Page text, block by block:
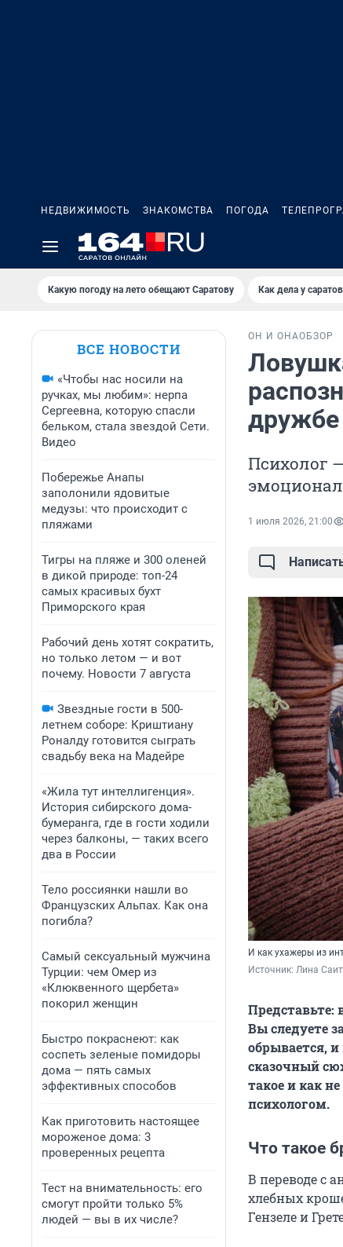
НЕДВИЖИМОСТЬ ЗНАКОМСТВА ПОГОДА
Какую погоду на лето обещают Саратову Как дела у
ВСЕ НОВОСТИ
«Чтобы нас носили на
ручках, мы любим»: нерпа
Сергеевна, которую спасли
бельком, стала звездой Сети.
Видео
Побережье Анапы
заполонили ядовитые
медузы: что происходит с
пляжами
Тигры на пляже и 300 оленей
в дикой природе: топ-24
самых красивых бухт
Приморского края
Рабочий день хотят сократить,
но только летом — и вот
почему. Новости 7 августа
Звездные гости в 500-
летнем соборе: Криштиану
Роналду готовится сыграть
свадьбу века на Мадейре
«Жила тут интеллигенция».
История сибирского дома-
бумеранга, где в гости ходили
через балконы, — таких всего
два в России
Тело россиянки нашли во
Французских Альпах. Как она
погибла?
Самый сексуальный мужчина
Турции: чем Омер из
«Клюквенного щербета»
покорил женщин
Быстро покраснеют: как
соспеть зеленые помидоры
дома — пять самых
эффективных способов
Как приготовить настоящее
мороженое дома: 3
проверенных рецепта
Тест на внимательность: его
смогут пройти только 5%
людей — вы в их числе?
ОН И ОНАОБЗОР
дружбе
Психолог
1 июля 2026, 21:00
И как ухажеры из
Источник: Лина
Представьте:
Вы следуете
обрывается,
сказочный
такое и как
психологом.
Что такое
В переводе с
хлебных
Гензеле и